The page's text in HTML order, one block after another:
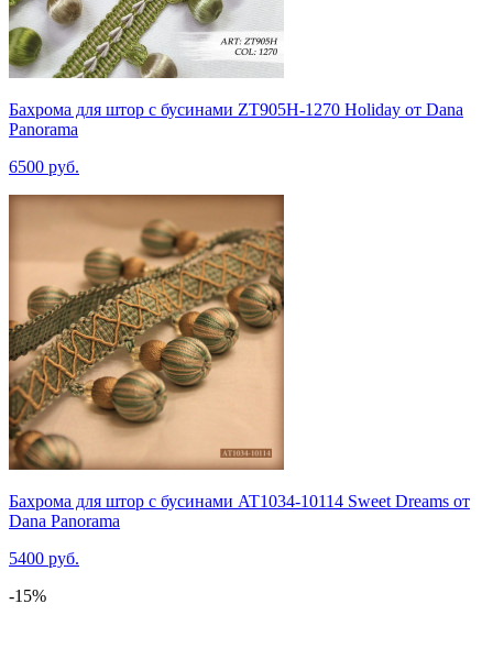
Бахрома для штор с бусинами ZT905H-1270 Holiday от Dana
Panorama
6500 руб.
Бахрома для штор с бусинами AT1034-10114 Sweet Dreams от
Dana Panorama
5400 руб.
-15%